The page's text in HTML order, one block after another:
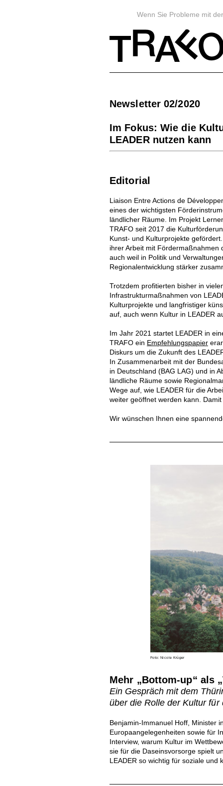
Wenn Sie Probleme mit
Newsletter 02/2020
Im Fokus: Wie die
LEADER nutzen kann
Editorial
Liaison Entre Actions de
eines der wichtigsten
ländlicher Räume. Im Projekt
TRAFO seit 2017 die
Kunst- und Kulturprojekte
ihrer Arbeit mit Fördermaßnahmen
auch weil in Politik und
Regionalentwicklung stärker
Trotzdem profitierten bisher in
Infrastrukturmaßnahmen von
Kulturprojekte und langfristiger
auf, auch wenn Kultur in LEADER
Im Jahr 2021 startet LEADER in
TRAFO ein Empfehlungspapier
Diskurs um die Zukunft des
In Zusammenarbeit mit der
in Deutschland (BAG LAG) und in
ländliche Räume sowie
Wege auf, wie LEADER für die
weiter geöffnet werden kann.
Wir wünschen Ihnen eine
Foto: Nicole Krüger
Mehr „Bottom-up“ als
Ein Gespräch mit dem
über die Rolle der Kultur
Benjamin-Immanuel Hoff, Minister
Europaangelegenheiten sowie für
Interview, warum Kultur im
sie für die Daseinsvorsorge spielt
LEADER so wichtig für soziale